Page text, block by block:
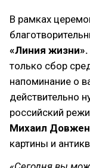
В рамках
«Линия жизни».
только сбор
напоминание о
действительно
российский
Михаил
картины и